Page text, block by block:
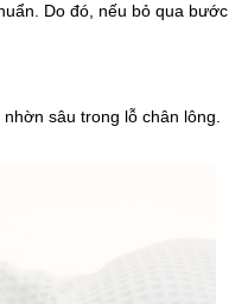
Do đó, nếu bỏ qua bước
sâu trong lỗ chân lông.